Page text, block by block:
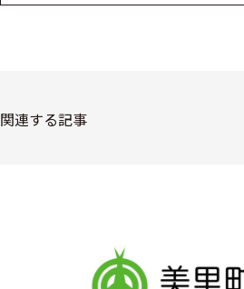
関連する記事